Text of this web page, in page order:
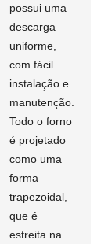
possui uma
descarga
uniforme,
com fácil
instalação e
manutenção.
Todo o forno
é projetado
como uma
forma
trapezoidal,
que é
estreita na